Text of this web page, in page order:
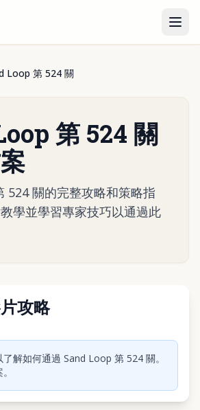
Loop 第 524 關
第 524 關
524 關的完整攻略和策略指
學並學習專家技巧以通過此
攻略
點擊播放影片
解如何通過 Sand Loop 第 524 關。